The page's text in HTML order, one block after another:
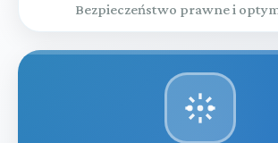
Bezpieczeństwo prawne i